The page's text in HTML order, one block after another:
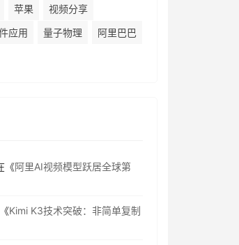
苹果
视频分享
应用 量子物理
阿里巴巴
《阿里AI视频模型跃居全球第
Kimi K3技术突破：非简单复制